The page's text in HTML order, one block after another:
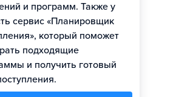
и программ. Также у
сервис «Планировщик
который поможет
подходящие
и получить готовый